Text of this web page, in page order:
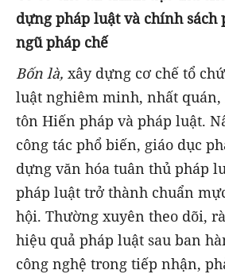
dựng pháp luật và chính sách
ngũ pháp chế
Bốn là, xây dựng cơ chế tổ
luật nghiêm minh, nhất quán,
tôn Hiến pháp và pháp luật.
công tác phổ biến, giáo dục
dựng văn hóa tuân thủ pháp
pháp luật trở thành chuẩn
hội. Thường xuyên theo dõi,
hiệu quả pháp luật sau ban
công nghệ trong tiếp nhận,